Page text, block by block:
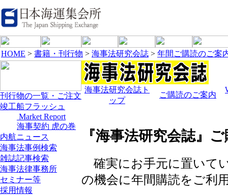
HOME > 書籍・刊行物 > 海事法研究会誌 > 年間ご購読のご案
刊行物の一覧・ご注文
竣工船フラッシュ
Market Report
海事契約 虎の巻
内航ニュース
海事法事例検索
雑誌記事検索
海事法律事務所
セミナー等
採用情報
海事法研究会誌ト
ップ
ご購読のご案内
『海事法研究会誌』
確実にお手元に置いて
の機会に年間購読をご利